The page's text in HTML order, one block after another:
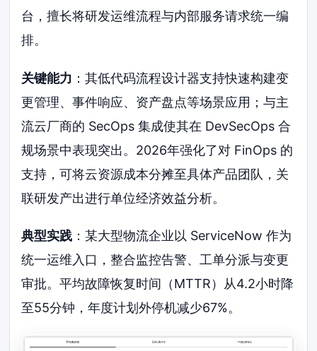
台，擅长将研发运维流程与内部服务请求统一编
排。
关键能力 ：其低代码流程设计器支持快速构建变
更管理、事件响应、资产盘点等场景应用；与主
流云厂商的 SecOps 集成使其在 DevSecOps 合
规场景中表现突出。2026年强化了对 FinOps 的
支持，可将云资源成本分摊至具体产品团队，关
联研发产出进行单位经济效益分析。
典型实践 ：某大型物流企业以 ServiceNow 作为
统一运维入口，整合监控告警、工单分派与变更
审批。平均故障恢复时间（MTTR）从4.2小时降
至55分钟，年度计划外停机减少67%。